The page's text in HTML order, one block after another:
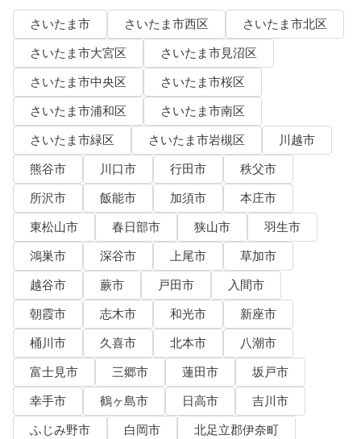
さいたま市 さいたま市西区
さいたま市北区
さいたま市大宮区
さいたま市見沼区
さいたま市中央区
さいたま市桜区
さいたま市浦和区
さいたま市南区
さいたま市緑区
さいたま市岩槻区
川越市
熊谷市
川口市 行田市
秩父市
所沢市
飯能市 加須市
本庄市
東松山市
春日部市 狭山市
羽生市
鴻巣市
深谷市 上尾市
草加市
越谷市
蕨市 戸田市
入間市
朝霞市
志木市 和光市
新座市
桶川市
久喜市 北本市
八潮市
富士見市
三郷市 蓮田市
坂戸市
幸手市
鶴ヶ島市 日高市
吉川市
ふじみ野市
白岡市
北足立郡伊奈町